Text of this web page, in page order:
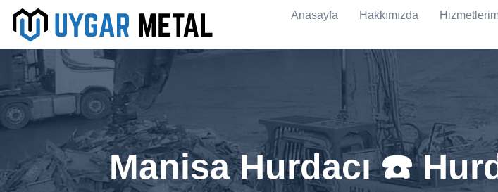
Anasayfa Hakkımızda
Manisa Hurdacı ☎️